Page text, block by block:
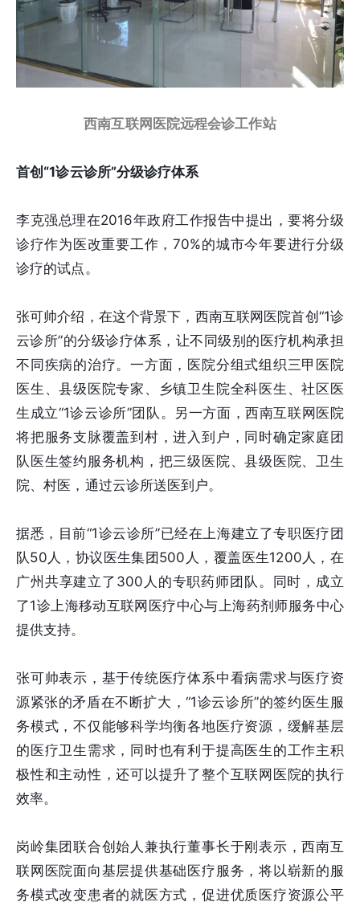
西南互联网医院远程会诊工作站
首创“1诊云诊所”分级诊疗体系
李克强总理在2016年政府工作报告中提出，要将分级
诊疗作为医改重要工作，70%的城市今年要进行分级
诊疗的试点。
张可帅介绍，在这个背景下，西南互联网医院首创“1诊
云诊所”的分级诊疗体系，让不同级别的医疗机构承担
不同疾病的治疗。一方面，医院分组式组织三甲医院
医生、县级医院专家、乡镇卫生院全科医生、社区医
生成立“1诊云诊所”团队。另一方面，西南互联网医院
将把服务支脉覆盖到村，进入到户，同时确定家庭团
队医生签约服务机构，把三级医院、县级医院、卫生
院、村医，通过云诊所送医到户。
据悉，目前“1诊云诊所”已经在上海建立了专职医疗团
队50人，协议医生集团500人，覆盖医生1200人，在
广州共享建立了300人的专职药师团队。同时，成立
了1诊上海移动互联网医疗中心与上海药剂师服务中心
提供支持。
张可帅表示，基于传统医疗体系中看病需求与医疗资
源紧张的矛盾在不断扩大，“1诊云诊所”的签约医生服
务模式，不仅能够科学均衡各地医疗资源，缓解基层
的医疗卫生需求，同时也有利于提高医生的工作主积
极性和主动性，还可以提升了整个互联网医院的执行
效率。
岗岭集团联合创始人兼执行董事长于刚表示，西南互
联网医院面向基层提供基础医疗服务，将以崭新的服
务模式改变患者的就医方式，促进优质医疗资源公平